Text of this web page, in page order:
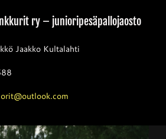
ry – junioripesäpallojaosto
Jaakko Kultalahti